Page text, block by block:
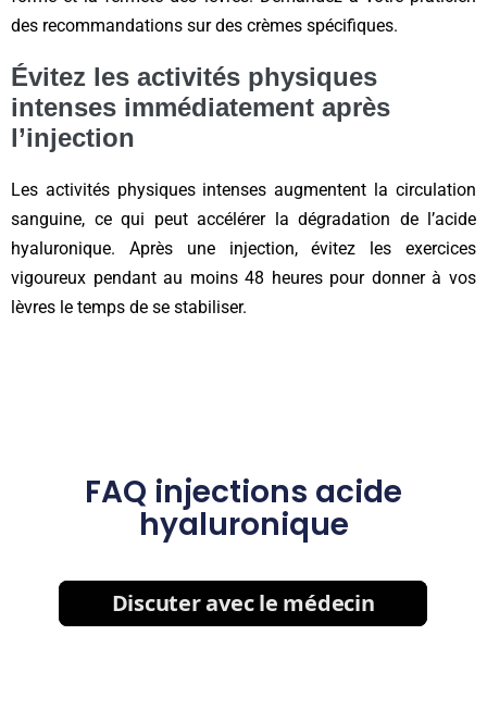
des recommandations sur des crèmes spécifiques.
Évitez les activités physiques
intenses immédiatement après
l’injection
Les activités physiques intenses augmentent la circulation
sanguine, ce qui peut accélérer la dégradation de l’acide
hyaluronique. Après une injection, évitez les exercices
vigoureux pendant au moins 48 heures pour donner à vos
lèvres le temps de se stabiliser.
FAQ injections acide
hyaluronique